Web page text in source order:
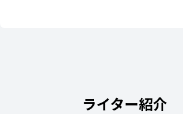
ライター紹介